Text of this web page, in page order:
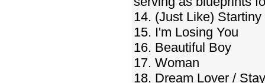
14. (Just Like) Startiny
15. I'm Losing You
16. Beautiful Boy
17. Woman
18. Dream Lover / Stay